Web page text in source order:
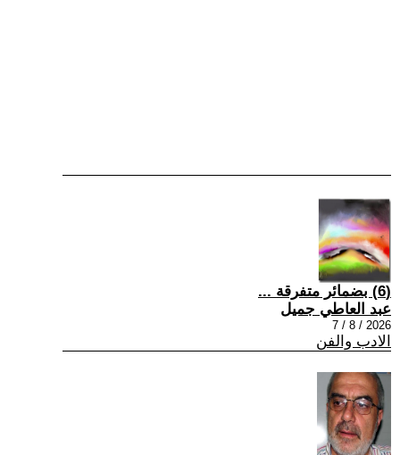
(6) بضمائر متفرقة ...
عبد العاطي جميل
2026 / 8 / 7
الادب والفن